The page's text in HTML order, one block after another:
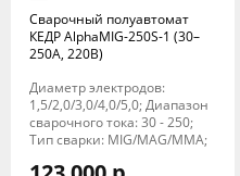
Сварочный полуавтомат
КЕДР AlphaMIG-250S-1 (30–
250А, 220В)
Диаметр электродов:
1,5/2,0/3,0/4,0/5,0; Диапазон
сварочного тока: 30 - 250;
Тип сварки: MIG/MAG/MMA;